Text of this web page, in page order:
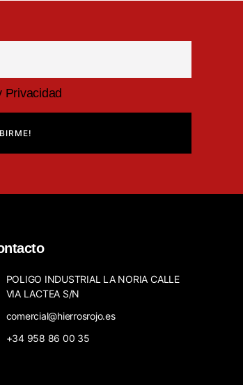
Privacidad
POLIGO INDUSTRIAL LA NORIA CALLE
VIA LACTEA S/N
comercial@hierrosrojo.es
+34 958 86 00 35